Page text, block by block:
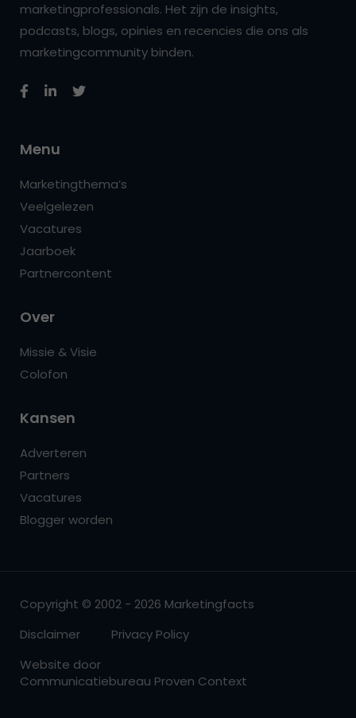
marketingprofessionals. Het zijn de insights,
podcasts, blogs, opinies en recencies die ons als
marketingcommunity binden.
Menu
Marketingthema’s
Veelgelezen
Vacatures
Jaarboek
Partnercontent
Over
Missie & Visie
Colofon
Kansen
Adverteren
Partners
Vacatures
Blogger worden
Copyright © 2002 - 2026 Marketingfacts
Disclaimer
Privacy Policy
Website door
Communicatiebureau Proven Context